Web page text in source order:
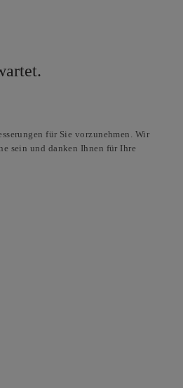
für Sie vorzunehmen. Wir
sein und danken Ihnen für Ihre